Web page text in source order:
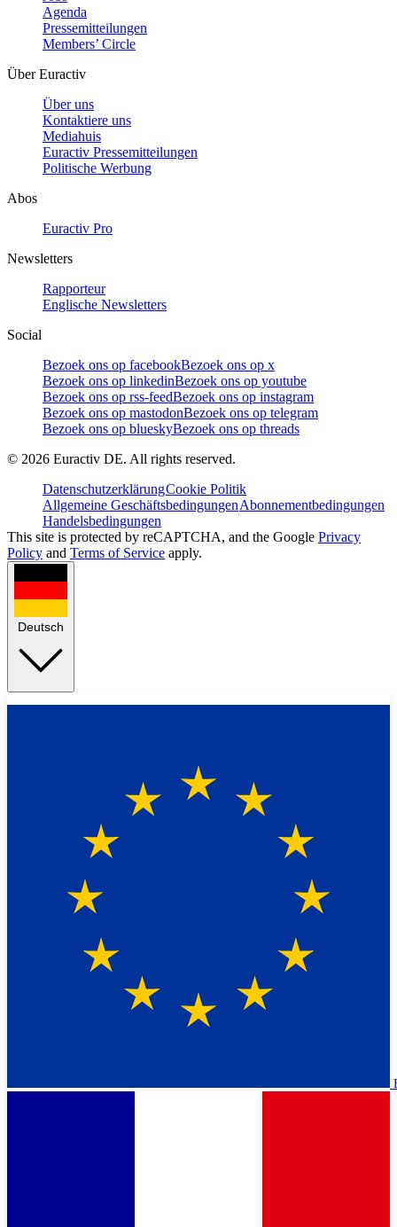
Agenda
Pressemitteilungen
Members’ Circle
Über Euractiv
Über uns
Kontaktiere uns
Mediahuis
Euractiv Pressemitteilungen
Politische Werbung
Abos
Euractiv Pro
Newsletters
Rapporteur
Englische Newsletters
Social
Bezoek ons op facebookBezoek ons op x
Bezoek ons op linkedinBezoek ons op youtube
Bezoek ons op rss-feedBezoek ons op instagram
Bezoek ons op mastodonBezoek ons op telegram
Bezoek ons op blueskyBezoek ons op threads
© 2026 Euractiv DE. All rights reserved.
DatenschutzerklärungCookie Politik
Allgemeine GeschäftsbedingungenAbonnementbedingungen
Handelsbedingungen
This site is protected by reCAPTCHA, and the Google Privacy
Policy and Terms of Service apply.
Deutsch